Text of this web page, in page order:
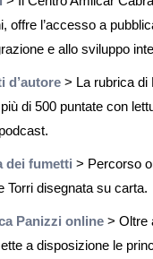
offre l’accesso a
e allo sviluppo
d’autore > La rubrica di
di 500 puntate con
dei fumetti > Percorso
Torri disegnata su carta.
Panizzi online > Oltre
a disposizione le